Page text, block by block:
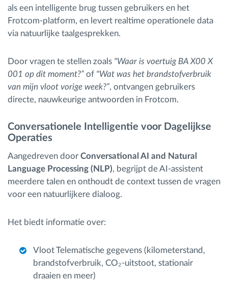
als een intelligente brug tussen gebruikers en het
Frotcom-platform, en levert realtime operationele data
via natuurlijke taalgesprekken.
Door vragen te stellen zoals "Waar is voertuig BA X00 X
001 op dit moment?” of "Wat was het brandstofverbruik
van mijn vloot vorige week?”, ontvangen gebruikers
directe, nauwkeurige antwoorden in Frotcom.
Conversationele Intelligentie voor Dagelijkse
Operaties
Aangedreven door Conversational AI and Natural
Language Processing (NLP), begrijpt de AI-assistent
meerdere talen en onthoudt de context tussen de vragen
voor een natuurlijkere dialoog.
Het biedt informatie over:
Vloot Telematische gegevens (kilometerstand,
brandstofverbruik, CO₂-uitstoot, stationair
draaien en meer)